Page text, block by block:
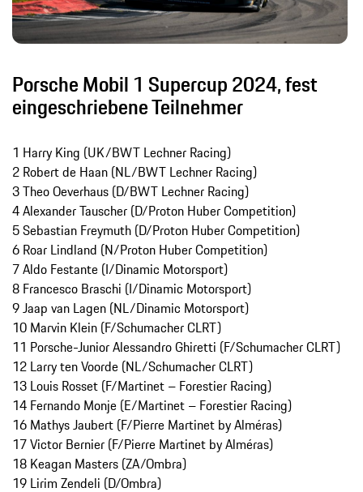
Porsche Mobil 1 Supercup 2024, fest
eingeschriebene Teilnehmer
1 Harry King (UK/BWT Lechner Racing)
2 Robert de Haan (NL/BWT Lechner Racing)
3 Theo Oeverhaus (D/BWT Lechner Racing)
4 Alexander Tauscher (D/Proton Huber Competition)
5 Sebastian Freymuth (D/Proton Huber Competition)
6 Roar Lindland (N/Proton Huber Competition)
7 Aldo Festante (I/Dinamic Motorsport)
8 Francesco Braschi (I/Dinamic Motorsport)
9 Jaap van Lagen (NL/Dinamic Motorsport)
10 Marvin Klein (F/Schumacher CLRT)
11 Porsche-Junior Alessandro Ghiretti (F/Schumacher CLRT)
12 Larry ten Voorde (NL/Schumacher CLRT)
13 Louis Rosset (F/Martinet – Forestier Racing)
14 Fernando Monje (E/Martinet – Forestier Racing)
16 Mathys Jaubert (F/Pierre Martinet by Alméras)
17 Victor Bernier (F/Pierre Martinet by Alméras)
18 Keagan Masters (ZA/Ombra)
19 Lirim Zendeli (D/Ombra)